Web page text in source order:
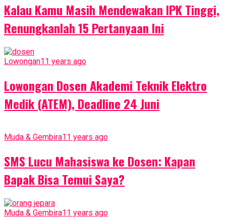
Kalau Kamu Masih Mendewakan IPK Tinggi,
Renungkanlah 15 Pertanyaan Ini
Lowongan11 years ago
Lowongan Dosen Akademi Teknik Elektro
Medik (ATEM), Deadline 24 Juni
Muda & Gembira11 years ago
SMS Lucu Mahasiswa ke Dosen: Kapan
Bapak Bisa Temui Saya?
Muda & Gembira11 years ago